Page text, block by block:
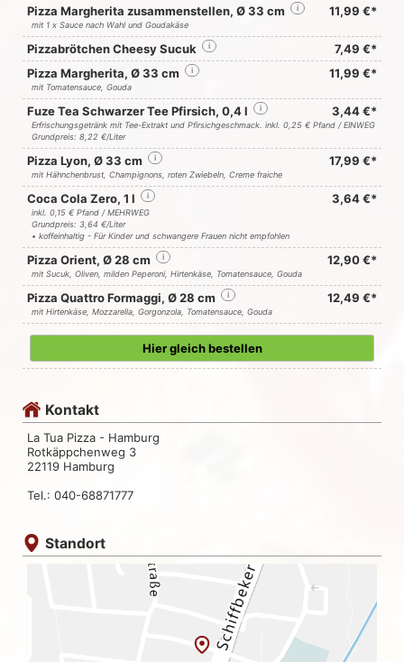
Pizza Margherita zusammenstellen, Ø 33 cm i 11,99 €*
mit 1 x Sauce nach Wahl und Goudakäse
Pizzabrötchen Cheesy Sucuk i
7,49 €*
Pizza Margherita, Ø 33 cm
i 11,99 €*
mit Tomatensauce, Gouda
Fuze Tea Schwarzer Tee Pfirsich, 0,4 l i 3,44 €*
Erfrischungsgetränk mit Tee-Extrakt und Pfirsichgeschmack. inkl. 0,25 € Pfand / EINWEG
Grundpreis: 8,22 €/Liter
Pizza Lyon, Ø 33 cm i 17,99 €*
mit Hähnchenbrust, Champignons, roten Zwiebeln, Creme fraiche
Coca Cola Zero, 1 l i 3,64 €*
inkl. 0,15 € Pfand / MEHRWEG
Grundpreis: 3,64 €/Liter
• koffeinhaltig - Für Kinder und schwangere Frauen nicht empfohlen
Pizza Orient, Ø 28 cm i 12,90 €*
mit Sucuk, Oliven, milden Peperoni, Hirtenkäse, Tomatensauce, Gouda
Pizza Quattro Formaggi, Ø 28 cm i 12,49 €*
mit Hirtenkäse, Mozzarella, Gorgonzola, Tomatensauce, Gouda
Hier gleich bestellen
Kontakt
La Tua Pizza - Hamburg
Rotkäppchenweg 3
22119 Hamburg
Tel.: 040-68871777
Standort